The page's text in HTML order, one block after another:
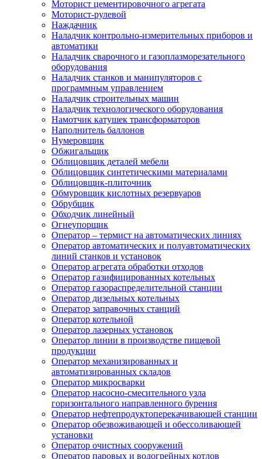
Моторист цементировочного агрегата
Моторист-рулевой
Наждачник
Наладчик контрольно-измерительных приборов и
автоматики
Наладчик сварочного и газоплазморезательного
оборудования
Наладчик станков и манипуляторов с
программным управлением
Наладчик строительных машин
Наладчик технологического оборудования
Намотчик катушек трансформаторов
Наполнитель баллонов
Нумеровщик
Обжигальщик
Облицовщик деталей мебели
Облицовщик синтетическими материалами
Облицовщик-плиточник
Обмуровщик кислотных резервуаров
Обрубщик
Обходчик линейный
Огнеупорщик
Оператор – термист на автоматических линиях
Оператор автоматических и полуавтоматических
линий станков и установок
Оператор агрегата обработки отходов
Оператор газифицированных котельных
Оператор газораспределительной станции
Оператор дизельных котельных
Оператор заправочных станций
Оператор котельной
Оператор лазерных установок
Оператор линии в производстве пищевой
продукции
Оператор механизированных и
автоматизированных складов
Оператор микросварки
Оператор насосно-смесительного узла
горизонтального направленного бурения
Оператор нефтепродуктоперекачивающей станции
Оператор обезвоживающей и обессоливающей
установки
Оператор очистных сооружений
Оператор паровых и водогрейных котлов